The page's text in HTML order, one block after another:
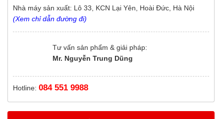
Nhà máy sản xuất: Lô 33, KCN Lại Yên, Hoài Đức, Hà Nội
(Xem chỉ dẫn đường đi)
Tư vấn sản phẩm & giải pháp:
Mr. Nguyễn Trung Dũng
Hotline: 084 551 9988